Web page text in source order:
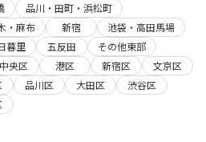
品川・田町・浜松町
・麻布 新宿
池袋・高田馬場
暮里 五反田
その他東部
中央区 港区 新宿区
文京区
品川区 大田区
渋谷区